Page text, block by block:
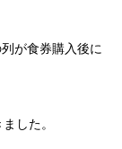
が食券購入後に
した。